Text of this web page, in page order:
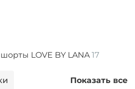
LOVE BY LANA17
Показать все